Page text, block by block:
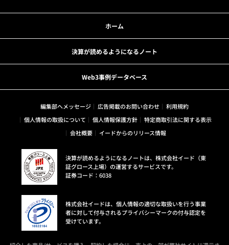
ホーム
決算が読めるようになるノート
Web3事例データベース
編集部へメッセージ 広告掲載のお問い合わせ
利用規約
個人情報の取扱について
個人情報保護方針
特定商取引法に関する表示
会社概要
イードからのリリース情報
決算が読めるようになるノートは、株式会社イード（東
証グロース上場）の運営するサービスです。
証券コード：6038
株式会社イードは、個人情報の適切な取扱いを行う事業
者に対して付与されるプライバシーマークの付与認定を
受けています。